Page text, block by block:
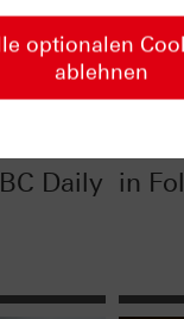
Daily
S&P
in
optionalen
ablehnen